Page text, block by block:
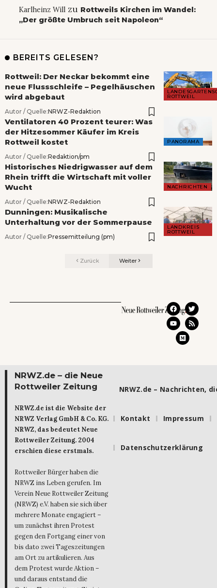
Karlheinz Will zu Rottweils Kirchen im Wandel:
„Der größte Umbruch seit Napoleon“
BEREITS GELESEN?
ROTTWEIL
Rottweil: Der Neckar bekommt eine
neue Flussschleife – Pegelhäuschen
wird abgebaut
Autor / Quelle:NRWZ-Redaktion
PANORAMA
Ventilatoren 40 Prozent teurer: Was
der Hitzesommer Käufer im Kreis
Rottweil kostet
Autor / Quelle:Redaktion/pm
NACHRICHTEN
Historisches Niedrigwasser auf dem
Rhein trifft die Wirtschaft mit voller
Wucht
Autor / Quelle:NRWZ-Redaktion
LANDKREIS
ROTTWEIL
Dunningen: Musikalische
Unterhaltung vor der Sommerpause
Autor / Quelle:Pressemitteilung (pm)
Zurück Weiter
NRWZ.de – die Neue
Rottweiler Zeitung
NRWZ.de ist die Website der
NRWZ Verlag GmbH & Co. KG.
NRWZ, das bedeutet Neue
Rottweiler Zeitung. 2004
erschien diese erstmals.
Rottweiler Bürger haben die
NRWZ ins Leben gerufen. Im
Verein Neue Rottweiler Zeitung
(NRWZ) e.V. haben sie sich über
mehrere Monate engagiert –
um zunächst ihren Protest
gegen den Fortgang einer von
bis dato zwei Tageszeitungen
am Ort zu artikulieren. Aus
dem Protest wurde Aktion –
und daraus entstand die
NRWZ.de – Nachrichten,
Kontakt Impressum
Datenschutzerklärung